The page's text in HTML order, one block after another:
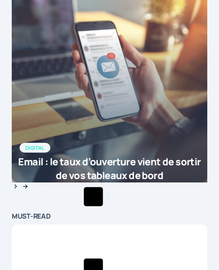
DIGITAL
Email : le taux d’ouverture vient de sortir
de vos tableaux de bord
MUST-READ